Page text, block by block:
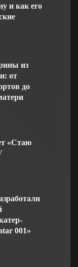
и как его
из
от
до
«Стаю
001»